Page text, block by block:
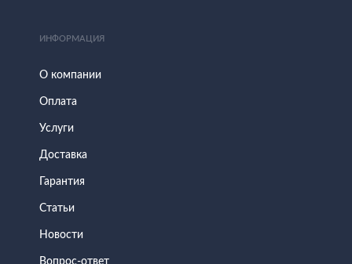
ИНФОРМАЦИЯ
О компании
Оплата
Услуги
Доставка
Гарантия
Статьи
Новости
Вопрос-ответ